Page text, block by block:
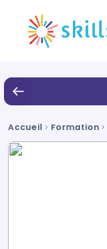
Accueil Formation